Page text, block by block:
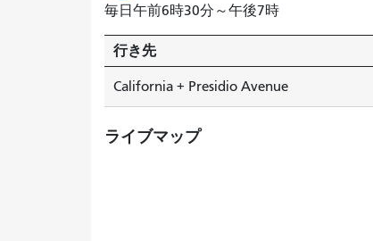
毎日午前6時30分～午後7時
行き先
California + Presidio Avenue
ライブマップ